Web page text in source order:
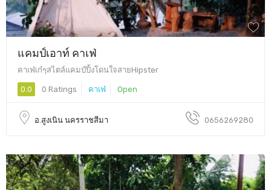
แคมป์เอาท์ คาเฟ่
คาเฟ่เก๋ๆสไตล์แคมป์ปิ้งโดนใจสายHipster
0.0 0 Ratings คาเฟ่ Open
อ.สูงเนิน นครราชสีมา 0656269280